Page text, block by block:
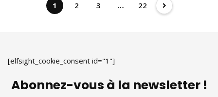
1 2 3 … 22
[elfsight_cookie_consent id="1"]
Abonnez-vous à la newsletter !